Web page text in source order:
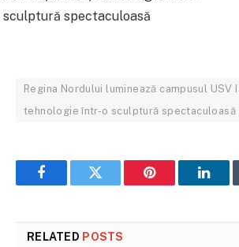
Regina Nordului luminează campusul USV
tehnologie într-o sculptură spectaculoasă
FacebookTwitter Pinterest
RELATED POSTS